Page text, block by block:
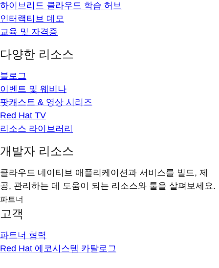
하이브리드 클라우드 학습 허브
인터랙티브 데모
교육 및 자격증
다양한 리소스
블로그
이벤트 및 웨비나
팟캐스트 & 영상 시리즈
Red Hat TV
리소스 라이브러리
개발자 리소스
클라우드 네이티브 애플리케이션과 서비스를 빌드, 제
공, 관리하는 데 도움이 되는 리소스와 툴을 살펴보세요.
파트너
고객
파트너 협력
Red Hat 에코시스템 카탈로그